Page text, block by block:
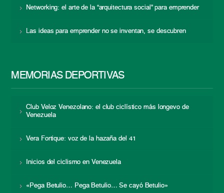
Networking: el arte de la “arquitectura social” para emprender
Las ideas para emprender no se inventan, se descubren
MEMORIAS DEPORTIVAS
Club Veloz Venezolano: el club ciclístico más longevo de
Venezuela
Vera Fortique: voz de la hazaña del 41
Inicios del ciclismo en Venezuela
«Pega Betulio… Pega Betulio… Se cayó Betulio»